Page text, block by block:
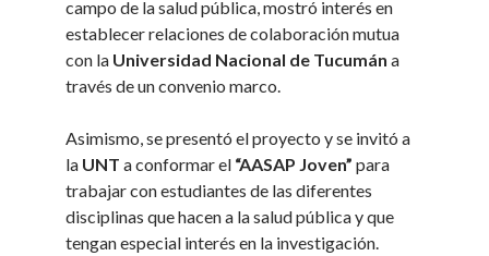
campo de la salud pública, mostró interés en
establecer relaciones de colaboración mutua
con la Universidad Nacional de Tucumán a
través de un convenio marco.
Asimismo, se presentó el proyecto y se invitó a
la UNT a conformar el “AASAP Joven” para
trabajar con estudiantes de las diferentes
disciplinas que hacen a la salud pública y que
tengan especial interés en la investigación.